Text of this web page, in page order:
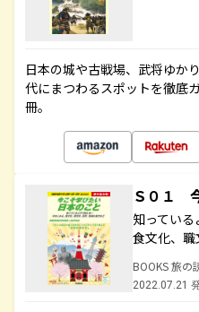
日本の城や古戦場、武将ゆか
代にまつわるスポットを徹底
冊。
Ｓ０１
知ってい
食文化、
BOOKS 旅の
2022.07.21